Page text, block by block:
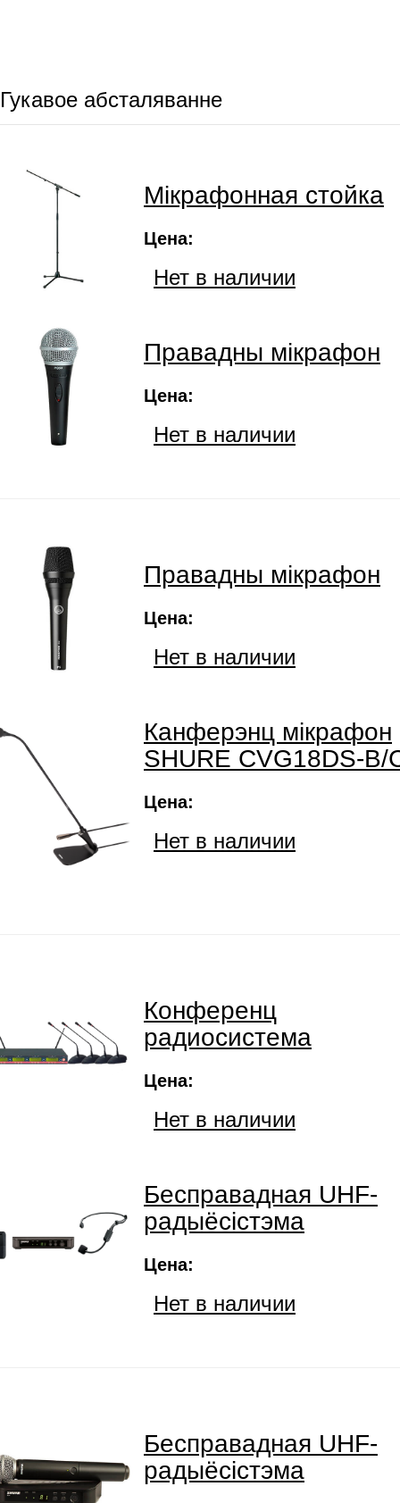
Гукавое абсталяванне
Мікрафонная стойка
Цена:
Нет в наличии
Правадны мікрафон
Цена:
Нет в наличии
Правадны мікрафон
Цена:
Нет в наличии
Канферэнц мікрафон
SHURE CVG18DS-B/
Цена:
Нет в наличии
Конференц
радиосистема
Цена:
Нет в наличии
Бесправадная UHF-
радыёсістэма
Цена:
Нет в наличии
Бесправадная UHF-
радыёсістэма